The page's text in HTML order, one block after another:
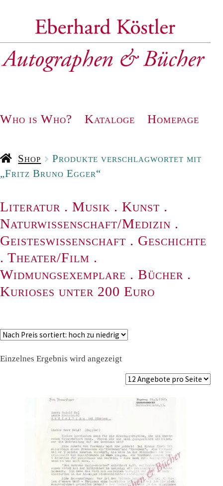
Navigation
Who is Who? Kataloge Homepage
Shop
Produkte verschlagwortet mit
„Fritz Bruno Egger“
Literatur . Musik . Kunst .
Naturwissenschaft/Medizin .
Geisteswissenschaft . Geschichte
. Theater/Film .
Widmungsexemplare . Bücher .
Kurioses unter 200 Euro
Einzelnes Ergebnis wird angezeigt